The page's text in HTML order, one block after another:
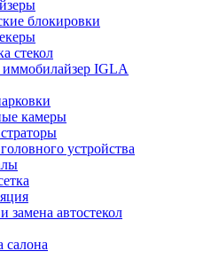
блокировки
стекол
IGLA
камеры
устройства
замена автостекол
салона